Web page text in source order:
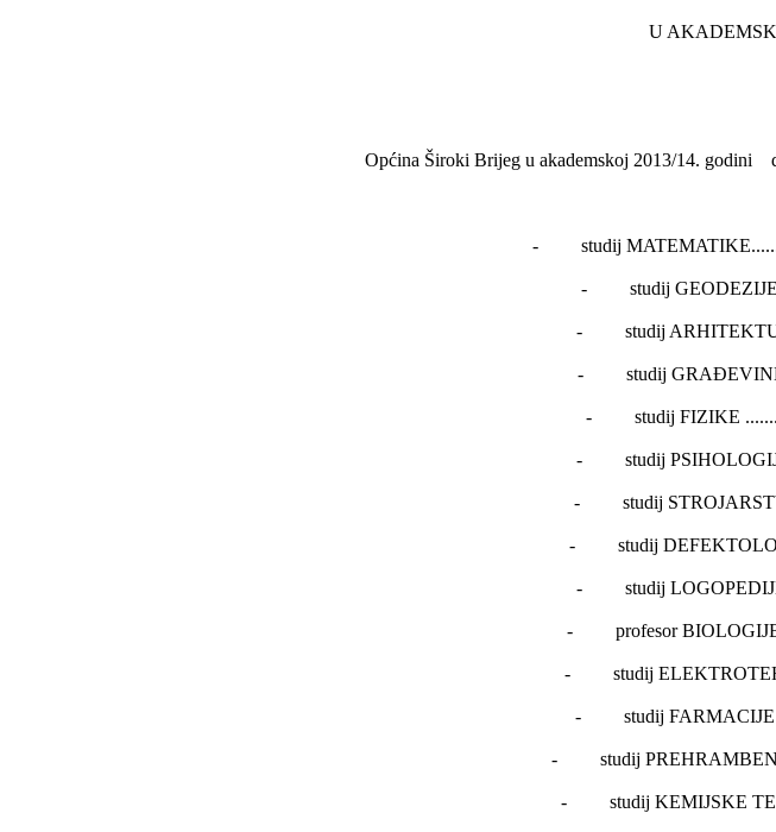
U
Općina Široki Brijeg u akademskoj 2013/14. godini
- studij
- studij
- studij
- studij
- studij FIZIKE
- studij
- studij
- studij
- studij
- profesor
- studij
- studij FARMACIJE
- studij
- studij KEMIJSKE